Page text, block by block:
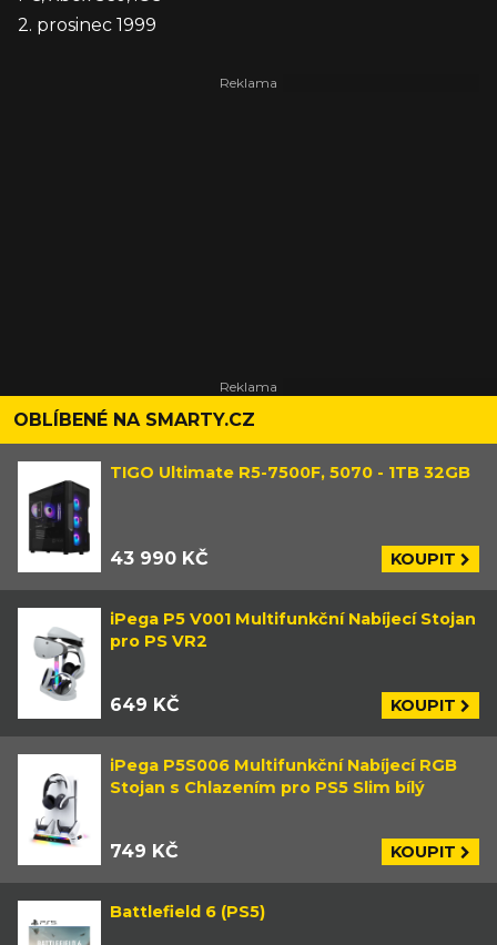
2. prosinec 1999
OBLÍBENÉ NA SMARTY.CZ
TIGO Ultimate R5-7500F, 5070 - 1TB 32GB
43 990 KČ KOUPIT
iPega P5 V001 Multifunkční Nabíjecí Stojan
pro PS VR2
649 KČ KOUPIT
iPega P5S006 Multifunkční Nabíjecí RGB
Stojan s Chlazením pro PS5 Slim bílý
749 KČ KOUPIT
Battlefield 6 (PS5)